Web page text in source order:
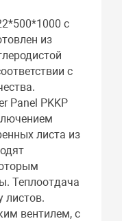
с
из
с
Panel PKKP
листа из
Теплоотдача
листов.
вентилем, с